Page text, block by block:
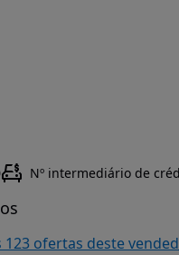
Nº intermediário de
123 ofertas deste